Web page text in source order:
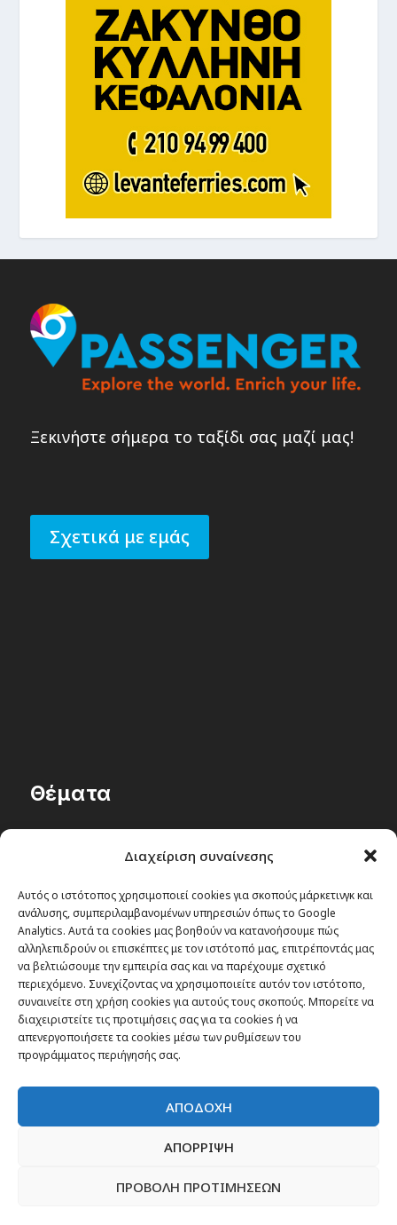
Διαχείριση συναίνεσης
Αυτός ο ιστότοπος χρησιμοποιεί cookies για σκοπούς μάρκετινγκ και
ανάλυσης, συμπεριλαμβανομένων υπηρεσιών όπως το Google
Analytics. Αυτά τα cookies μας βοηθούν να κατανοήσουμε πώς
αλληλεπιδρούν οι επισκέπτες με τον ιστότοπό μας, επιτρέποντάς μας
να βελτιώσουμε την εμπειρία σας και να παρέχουμε σχετικό
περιεχόμενο. Συνεχίζοντας να χρησιμοποιείτε αυτόν τον ιστότοπο,
συναινείτε στη χρήση cookies για αυτούς τους σκοπούς. Μπορείτε να
διαχειριστείτε τις προτιμήσεις σας για τα cookies ή να
απενεργοποιήσετε τα cookies μέσω των ρυθμίσεων του
προγράμματος περιήγησής σας.
ΑΠΟΔΟΧΗ
ΑΠΟΡΡΙΨΗ
ΠΡΟΒΟΛΗ ΠΡΟΤΙΜΗΣΕΩΝ
Ξεκινήστε σήμερα το ταξίδι σας μαζί μας!
Σχετικά με εμάς
Θέματα
Passenger στον κόσμο
TRAVEL NEWS
Οργάνωσε το ταξίδι σου
CITY and CULTURE
Newsletter